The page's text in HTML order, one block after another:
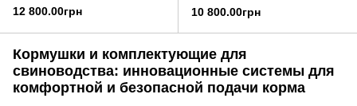
12 800.00грн 10 800.00грн
Кормушки и комплектующие для
свиноводства: инновационные системы для
комфортной и безопасной подачи корма